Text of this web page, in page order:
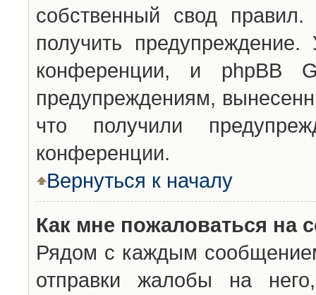
собственный свод
получить
конференции, и phpBB
предупреждениям,
что получили
конференции.
Вернуться к началу
Как мне пожаловаться на
Рядом с каждым
отправки жалобы на